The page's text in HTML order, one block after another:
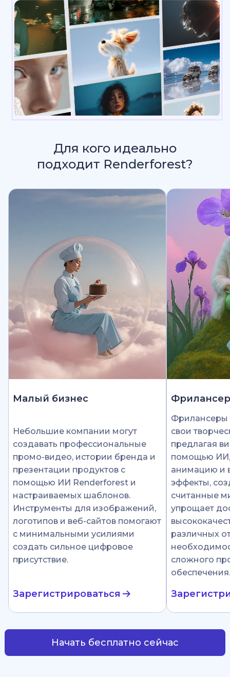
Для кого идеально
подходит Renderforest?
Малый бизнес
Небольшие компании могут
создавать профессиональные
промо-видео, истории бренда и
презентации продуктов с
помощью ИИ Renderforest и
настраиваемых шаблонов.
Инструменты для изображений,
логотипов и веб-сайтов помогают
с минимальными усилиями
создать сильное цифровое
присутствие.
Зарегистрироваться
Фрилансеры
свои
предлагая
помощью
анимацию и
эффекты,
считанные
упрощает
различных
сложного
обеспечения.
Начать бесплатно сейчас